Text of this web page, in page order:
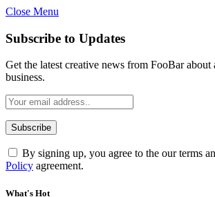
Close Menu
Subscribe to Updates
Get the latest creative news from FooBar about
business.
By signing up, you agree to the our terms
Policy agreement.
What's Hot